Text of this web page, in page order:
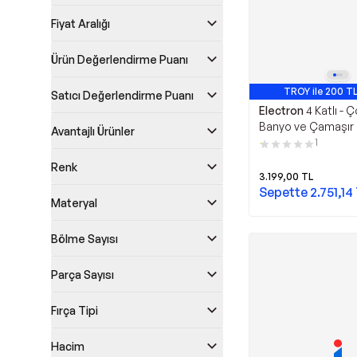
Fiyat Aralığı
Ürün Değerlendirme Puanı
Satıcı Değerlendirme Puanı
Avantajlı Ürünler
Renk
Materyal
Bölme Sayısı
Parça Sayısı
Fırça Tipi
Hacim
TROY ile 200
Electron4 Katlı -
Banyo ve Çamaşır
Düzenleyici | Dar
1
3.199,00 TL
Sepette 2.751,14